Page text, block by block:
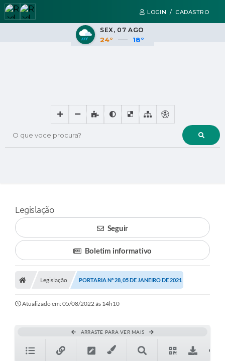
LOGIN / CADASTRO
O que voce procura?
SEX 07 AGO
24° 18°
Legislação
Seguir
Boletim informativo
Legislação PORTARIA Nº 28, 05 DE JANEIRO DE 2021
Atualizado em: 05/08/2022 às 14h10
ARRASTE PARA VER MAIS